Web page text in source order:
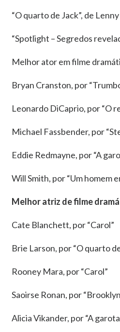
“O quarto de Jack”, de
“Spotlight – Segredos
Melhor ator em filme
Bryan Cranston, por
Leonardo DiCaprio, por “O
Michael Fassbender, por
Eddie Redmayne, por “A
Will Smith, por “Um homem
Melhor atriz de filme
Cate Blanchett, por “Carol”
Brie Larson, por “O quarto
Rooney Mara, por “Carol”
Saoirse Ronan, por
Alicia Vikander, por “A